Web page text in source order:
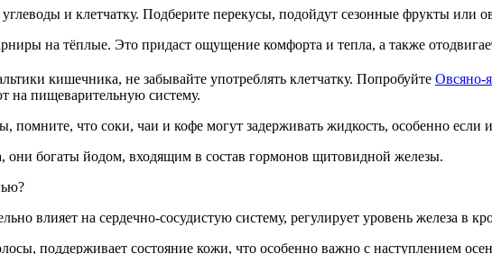
и клетчатку. Подберите перекусы, подойдут сезонные фрукты или
на тёплые. Это придаст ощущение комфорта и тепла, а также
кишечника, не забывайте употреблять клетчатку. Попробуйте Овсяно-
на пищеварительную систему.
что соки, чаи и кофе могут задерживать жидкость, особенно если
богаты йодом, входящим в состав гормонов щитовидной железы.
влияет на сердечно-сосудистую систему, регулирует уровень железа в
поддерживает состояние кожи, что особенно важно с наступлением